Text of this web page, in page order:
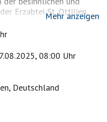
Erzabtei St. Ottilien,
umrandet von Wäldern
und dem
einen kleinen Bahnhof
Verkehrsmitteln
Mehr anzeigen
08:00 Uhr
Deutschland